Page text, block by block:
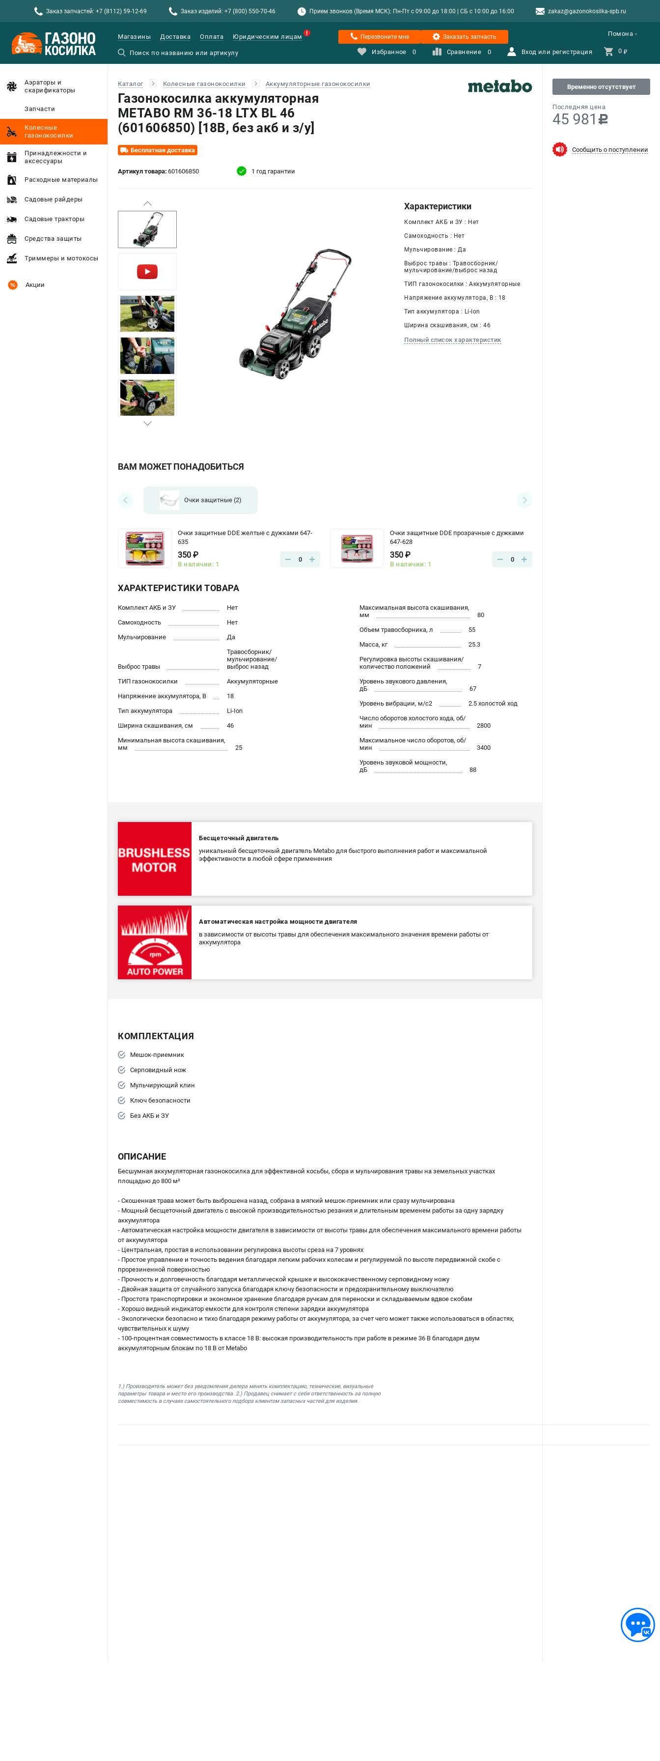
Заказ запчастей: +7 (8112) 59-12-69 Заказ изделий: +7 (800) 550-70-46 Прием звонков (Время МСК): Пн-Пт с 09:00 до 18:00 | СБ с 10:00 до 16:00 zakaz@gazonokosilka-spb.ru
Помона
Магазины Доставка Оплата Юридическим лицам Перезвоните мне Заказать запчасть
Избранное 0 Сравнение 0 Вход или регистрация 0 ₽
Аэраторы и
скарификаторы
Запчасти
Колесные
газонокосилки
Принадлежности и
аксессуары
Расходные материалы
Садовые райдеры
Садовые тракторы
Средства защиты
Триммеры и мотокосы
Акции
Каталог Колесные газонокосилки Аккумуляторные газонокосилки
Газонокосилка аккумуляторная
METABO RM 36-18 LTX BL 46
(601606850) [18В, без акб и з/у]
Бесплатная доставка
Артикул товара: 601606850 1 год гарантии
Временно отсутствует
Последняя цена
45 981 c
Сообщить о поступлении
Характеристики
Комплект АКБ и ЗУ : Нет
Самоходность : Нет
Мульчирование : Да
Выброс травы : Травосборник/
мульчирование/выброс назад
ТИП газонокосилки : Аккумуляторные
Напряжение аккумулятора, В : 18
Тип аккумулятора : Li-Ion
Ширина скашивания, см : 46
Полный список характеристик
ВАМ МОЖЕТ ПОНАДОБИТЬСЯ
Очки защитные (2)
Очки защитные DDE желтые с дужками 647-
635
350 ₽
В наличии: 1
0
Очки защитные DDE прозрачные с дужками
647-628
350 ₽
В наличии: 1
0
ХАРАКТЕРИСТИКИ ТОВАРА
Комплект АКБ и ЗУ
Нет
Самоходность
Нет
Мульчирование
Да
Выброс травы
Травосборник/
мульчирование/
выброс назад
ТИП газонокосилки
Аккумуляторные
Напряжение аккумулятора, В
18
Тип аккумулятора
Li-Ion
Ширина скашивания, см
46
Минимальная высота скашивания,
мм
25
Максимальная высота скашивания,
мм
80
Объем травосборника, л
55
Масса, кг
25.3
Регулировка высоты скашивания/
количество положений
7
Уровень звукового давления,
дБ
67
Уровень вибрации, м/с2
2.5 холостой ход
Число оборотов холостого хода, об/
мин
2800
Максимальное число оборотов, об/
мин
3400
Уровень звуковой мощности,
дБ
88
Бесщеточный двигатель
уникальный бесщеточный двигатель Metabo для быстрого выполнения работ и максимальной
эффективности в любой сфере применения
Автоматическая настройка мощности двигателя
в зависимости от высоты травы для обеспечения максимального значения времени работы от
аккумулятора
КОМПЛЕКТАЦИЯ
Мешок-приемник
Серповидный нож
Мульчирующий клин
Ключ безопасности
Без АКБ и ЗУ
ОПИСАНИЕ
Бесшумная аккумуляторная газонокосилка для эффективной косьбы, сбора и мульчирования травы на земельных участках
площадью до 800 м²
- Скошенная трава может быть выброшена назад, собрана в мягкий мешок-приемник или сразу мульчирована
- Мощный бесщеточный двигатель с высокой производительностью резания и длительным временем работы за одну зарядку
аккумулятора
- Автоматическая настройка мощности двигателя в зависимости от высоты травы для обеспечения максимального времени работы
от аккумулятора
- Центральная, простая в использовании регулировка высоты среза на 7 уровнях
- Простое управление и точность ведения благодаря легким рабочих колесам и регулируемой по высоте передвижной скобе с
прорезиненной поверхностью
- Прочность и долговечность благодаря металлической крышке и высококачественному серповидному ножу
- Двойная защита от случайного запуска благодаря ключу безопасности и предохранительному выключателю
- Простота транспортировки и экономное хранение благодаря ручкам для переноски и складываемым вдвое скобам
- Хорошо видный индикатор емкости для контроля степени зарядки аккумулятора
- Экологически безопасно и тихо благодаря режиму работы от аккумулятора, за счет чего может также использоваться в областях,
чувствительных к шуму
- 100-процентная совместимость в классе 18 В: высокая производительность при работе в режиме 36 В благодаря двум
аккумуляторным блокам по 18 В от Metabo
1.) Производитель может без уведомления дилера менять комплектацию, технические, визуальные
параметры товара и место его производства. 2.) Продавец снимает с себя ответственность за полную
совместимость в случаях самостоятельного подбора клиентом запасных частей для изделия.